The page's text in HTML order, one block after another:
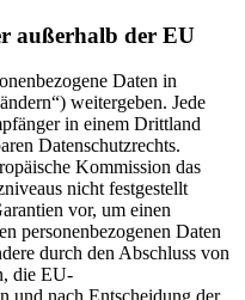
außerhalb der EU
Daten in
weitergeben. Jede
in einem Drittland
Datenschutzrechts.
Kommission das
nicht festgestellt
vor, um einen
personenbezogenen Daten
durch den Abschluss von
die EU-